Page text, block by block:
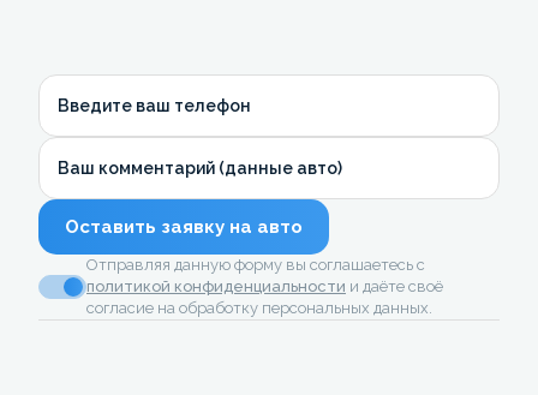
Введите ваш телефон
Ваш комментарий (данные авто)
Оставить заявку на авто
Отправляя данную форму вы соглашаетесь с
политикой конфиденциальности и даёте своё
согласие на обработку персональных данных.